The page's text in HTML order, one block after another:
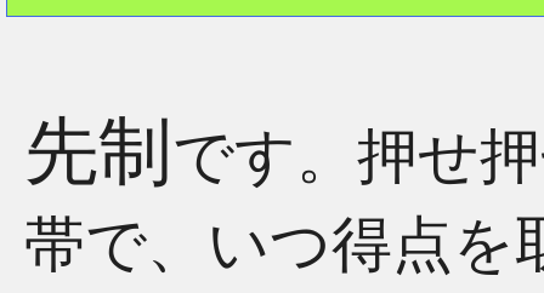
先制です。押せ
帯で、いつ得点を